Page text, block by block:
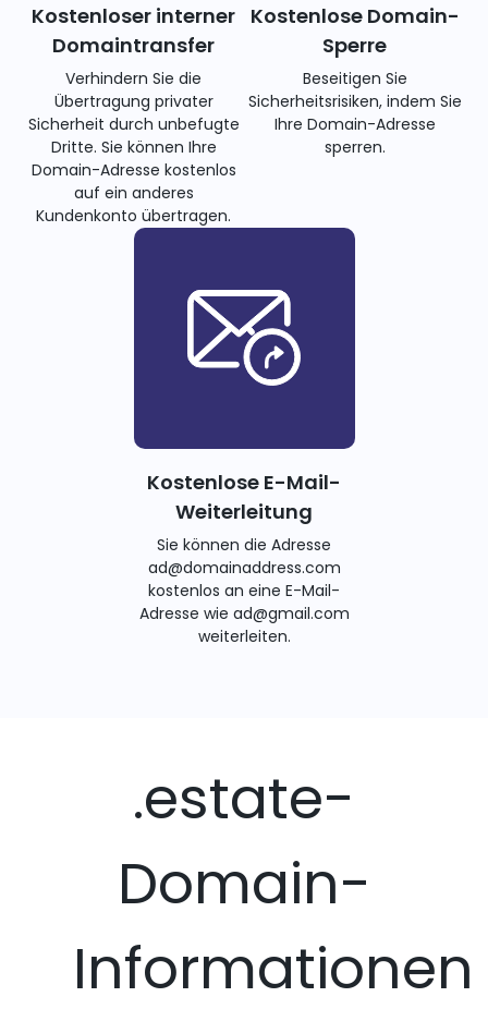
Kostenloser interner
Domaintransfer
Verhindern Sie die
Übertragung privater
Sicherheit durch unbefugte
Dritte. Sie können Ihre
Domain-Adresse kostenlos
auf ein anderes
Kundenkonto übertragen.
Kostenlose Domain-
Sperre
Beseitigen Sie
Sicherheitsrisiken, indem Sie
Ihre Domain-Adresse
sperren.
Kostenlose E-Mail-
Weiterleitung
Sie können die Adresse
ad@domainaddress.com
kostenlos an eine E-Mail-
Adresse wie ad@gmail.com
weiterleiten.
.estate-
Domain-
Informationen